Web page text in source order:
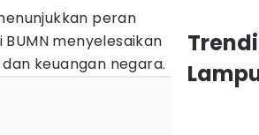
peran
menyelesaikan
keuangan negara.